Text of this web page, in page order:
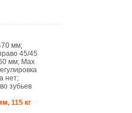
мм;
45/45
мм; Max
нет;
зубьев
115 кг